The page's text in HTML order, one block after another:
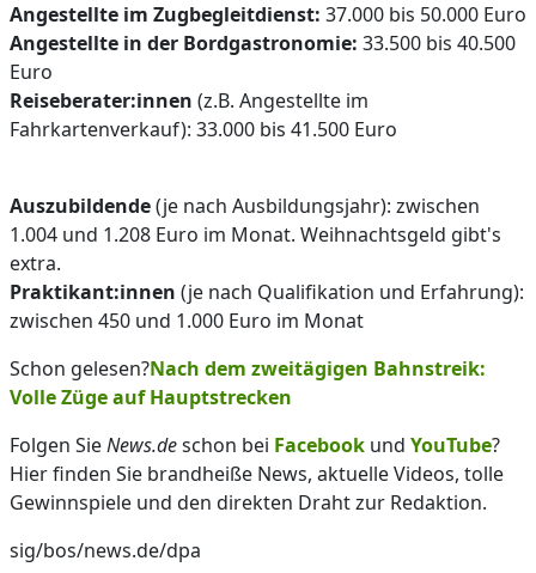
Angestellte im Zugbegleitdienst: 37.000 bis 50.000 Euro
Angestellte in der Bordgastronomie: 33.500 bis 40.500
Euro
Reiseberater:innen (z.B. Angestellte im
Fahrkartenverkauf): 33.000 bis 41.500 Euro
Auszubildende(je nach Ausbildungsjahr): zwischen
1.004 und 1.208 Euro im Monat. Weihnachtsgeld gibt's
extra.
Praktikant:innen (je nach Qualifikation und Erfahrung):
zwischen 450 und 1.000 Euro im Monat
Schon gelesen?Nach dem zweitägigen Bahnstreik:
Volle Züge auf Hauptstrecken
Folgen SieNews.deschon bei Facebook und YouTube?
Hier finden Sie brandheiße News, aktuelle Videos, tolle
Gewinnspiele und den direkten Draht zur Redaktion.
sig/bos/news.de/dpa